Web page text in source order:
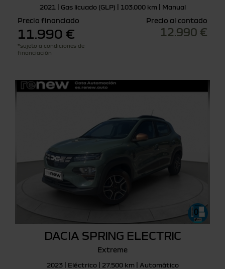
2021 | Gas licuado (GLP) | 103.000 km | Manual
Precio financiado
11.990 €
*sujeto a condiciones de
financiación
Precio al contado
12.990 €
DACIA SPRING ELECTRIC
Extreme
2023 | Eléctrico | 27.500 km | Automático